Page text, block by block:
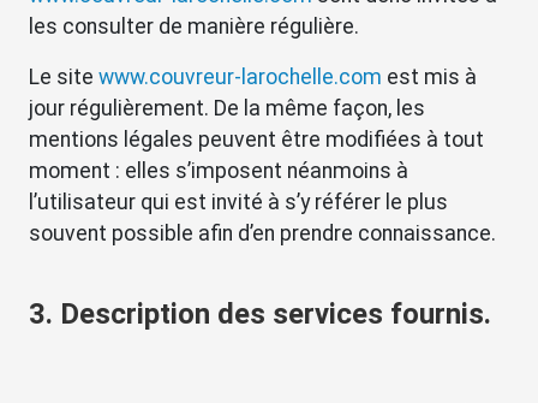
les consulter de manière régulière.
Le site www.couvreur-larochelle.com est mis à
jour régulièrement. De la même façon, les
mentions légales peuvent être modifiées à tout
moment : elles s’imposent néanmoins à
l’utilisateur qui est invité à s’y référer le plus
souvent possible afin d’en prendre connaissance.
3. Description des services fournis.